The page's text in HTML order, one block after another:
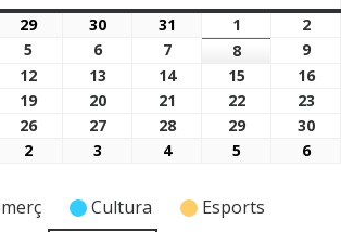
2026
2929/07/2026
30 30/07/2026
31 31/07/2026
1 01/08/2026
2
5 05/08/2026
6 06/08/2026
7 07/08/2026
808/08/2026
9
2026
12 12/08/2026
13 13/08/2026
1414/08/2026
15 15/08/2026
16
2026
19 19/08/2026
20 20/08/2026
21 21/08/2026
22 22/08/2026
23
2026
26 26/08/2026
27 27/08/2026
28 28/08/2026
29 29/08/2026
30
2026
2 02/09/2026
3 03/09/2026
404/09/2026
5 05/09/2026
606/
Cultura
Esports